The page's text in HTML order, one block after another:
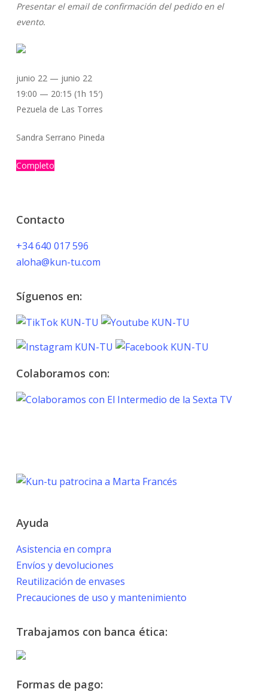
Presentar el email de confirmación del pedido en el
evento.
junio 22 — junio 22
19:00 — 20:15 (1h 15′)
Pezuela de Las Torres
Sandra Serrano Pineda
Completo
Contacto
+34 640 017 596
aloha@kun-tu.com
Síguenos en:
Colaboramos con:
Ayuda
Asistencia en compra
Envíos y devoluciones
Reutilización de envases
Precauciones de uso y mantenimiento
Trabajamos con banca ética:
Formas de pago: